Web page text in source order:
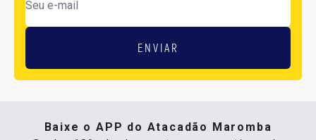
ENVIAR
Baixe o APP do Atacadão Maromba